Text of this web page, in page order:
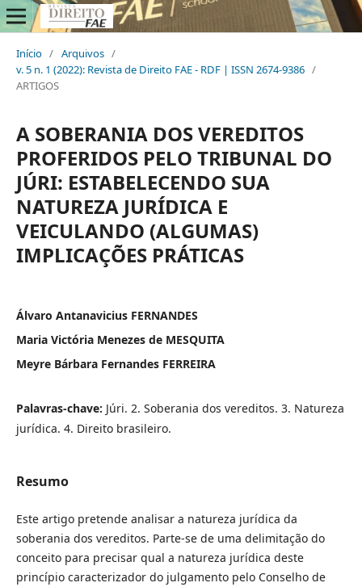
Início / Arquivos /
v. 5 n. 1 (2022): Revista de Direito FAE - RDF | ISSN 2674-9386 /
ARTIGOS
A SOBERANIA DOS VEREDITOS
PROFERIDOS PELO TRIBUNAL DO
JÚRI: ESTABELECENDO SUA
NATUREZA JURÍDICA E
VEICULANDO (ALGUMAS)
IMPLICAÇÕES PRÁTICAS
Álvaro Antanavicius FERNANDES
Maria Victória Menezes de MESQUITA
Meyre Bárbara Fernandes FERREIRA
Palavras-chave: Júri. 2. Soberania dos vereditos. 3. Natureza
jurídica. 4. Direito brasileiro.
Resumo
Este artigo pretende analisar a natureza jurídica da
soberania dos vereditos. Parte-se de uma delimitação do
conceito para precisar qual a natureza jurídica deste
princípio caracterizador do julgamento pelo Conselho de